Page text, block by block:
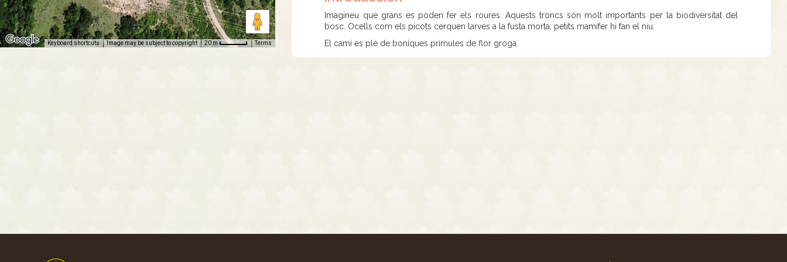
Keyboard shortcuts Image may be subject to copyright 20 m Terms
Imagineu que grans es poden fer els roures. Aquests troncs són molt importants per la biodiversitat del
bosc. Ocells com els picots cerquen larves a la fusta morta; petits mamífer hi fan el niu.
El camí es plé de boníques prímules de flor groga.